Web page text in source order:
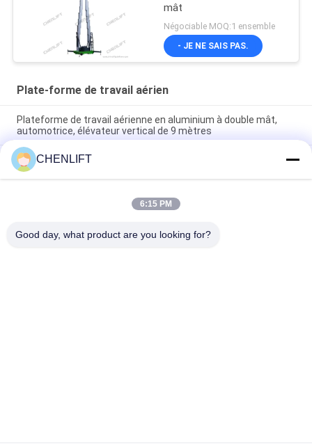
mât
Négociable MOQ:1 ensemble
- JE NE SAIS PAS.
Plate-forme de travail aérien
Plateforme de travail aérienne en aluminium à double mât,
automotrice, élévateur vertical de 9 mètres
Plateforme de travail aérienne de 10 mètres de hauteur, à
double mât, table élévatrice hydraulique verticale
Plateforme de travail aérien en aluminium avec hauteur de
levage de 14 m, hauteur de plateforme quadruple mât de 300
CHENLIFT
6:15 PM
Good day, what product are you looking for?